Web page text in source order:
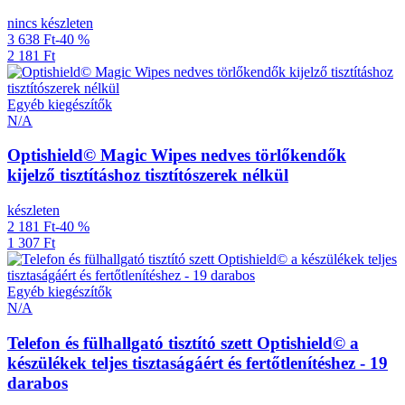
nincs készleten
3 638 Ft-40 %
2 181 Ft
Egyéb kiegészítők
N/A
Optishield© Magic Wipes nedves törlőkendők
kijelző tisztításhoz tisztítószerek nélkül
készleten
2 181 Ft-40 %
1 307 Ft
Egyéb kiegészítők
N/A
Telefon és fülhallgató tisztító szett Optishield© a
készülékek teljes tisztaságáért és fertőtlenítéshez - 19
darabos